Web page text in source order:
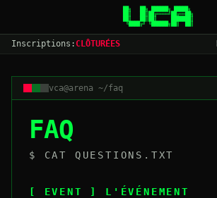
██╗   ██╗ ██████╗ █████╗
██║   ██║██╔════╝██╔══██╗
╚████╔╝ ╚██████╗██║  ██║
Inscriptions : CLÔTURÉES
vca@arena ~/faq
FAQ
$ CAT QUESTIONS.TXT
[ EVENT ] L'ÉVÉNEMENT